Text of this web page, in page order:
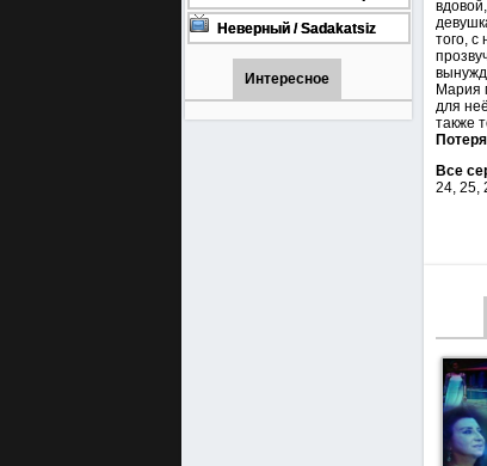
турецкий сериал смотреть
онлайн на русском языке
Неверный / Sadakatsiz
Все серии турецкий сериал
смотреть онлайн на
русском языке
Интересное
того, с
Мария
для
также
Все
24, 25,